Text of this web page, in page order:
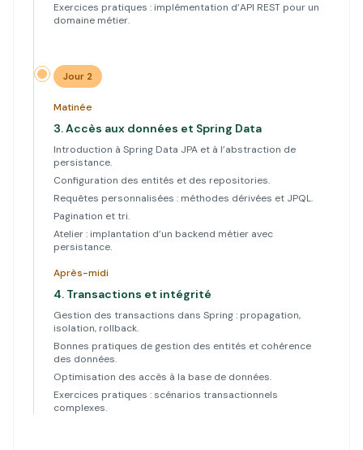
Exercices pratiques : implémentation d’API REST pour un
domaine métier.
Jour 2
Matinée
3.Accès aux données et Spring Data
Introduction à Spring Data JPA et à l’abstraction de
persistance.
Configuration des entités et des repositories.
Requêtes personnalisées : méthodes dérivées et JPQL.
Pagination et tri.
Atelier : implantation d’un backend métier avec
persistance.
Après-midi
4. Transactions et intégrité
Gestion des transactions dans Spring : propagation,
isolation, rollback.
Bonnes pratiques de gestion des entités et cohérence
des données.
Optimisation des accès à la base de données.
Exercices pratiques : scénarios transactionnels
complexes.